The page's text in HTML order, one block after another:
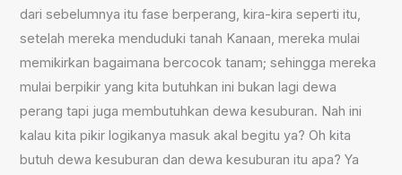
dari sebelumnya itu fase berperang, kira-kira seperti itu,
setelah mereka menduduki tanah Kanaan, mereka mulai
memikirkan bagaimana bercocok tanam; sehingga mereka
mulai berpikir yang kita butuhkan ini bukan lagi dewa
perang tapi juga membutuhkan dewa kesuburan. Nah ini
kalau kita pikir logikanya masuk akal begitu ya? Oh kita
butuh dewa kesuburan dan dewa kesuburan itu apa? Ya